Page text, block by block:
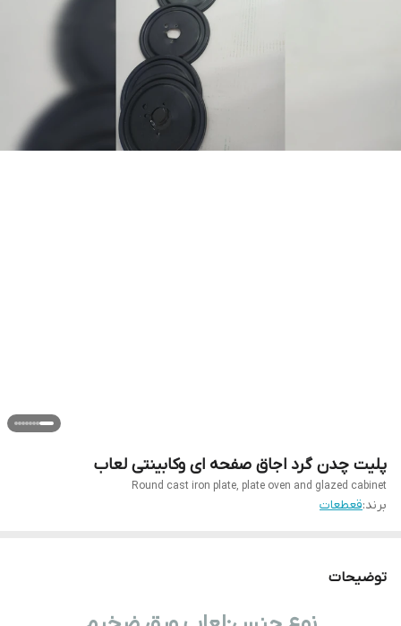
پلیت چدن گرد اجاق صفحه ای وکابینتی لعاب
Round cast iron plate, plate oven and glazed cabinet
برند:قعطعات
توضیحات